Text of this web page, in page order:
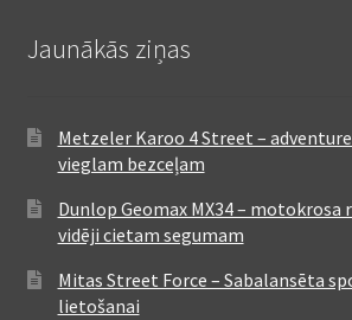
Jaunākās ziņas
Metzeler Karoo 4 Street –
vieglam bezceļam
Dunlop Geomax MX34 – motokrosa
vidēji cietam segumam
Mitas Street Force – Sabalansēta
lietošanai